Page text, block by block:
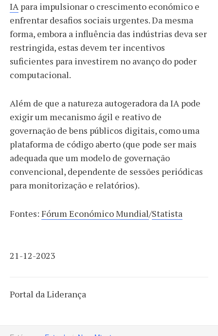
IApara impulsionar o crescimento económico e
enfrentar desafios sociais urgentes. Da mesma
forma, embora a influência das indústrias deva ser
restringida, estas devem ter incentivos
suficientes para investirem no avanço do poder
computacional.
Além de que a natureza autogeradora da IA pode
exigir um mecanismo ágil e reativo de
governação de bens públicos digitais, como uma
plataforma de código aberto (que pode ser mais
adequada que um modelo de governação
convencional, dependente de sessões periódicas
para monitorização e relatórios).
Fontes: Fórum Económico Mundial/Statista
21-12-2023
Portal da Liderança